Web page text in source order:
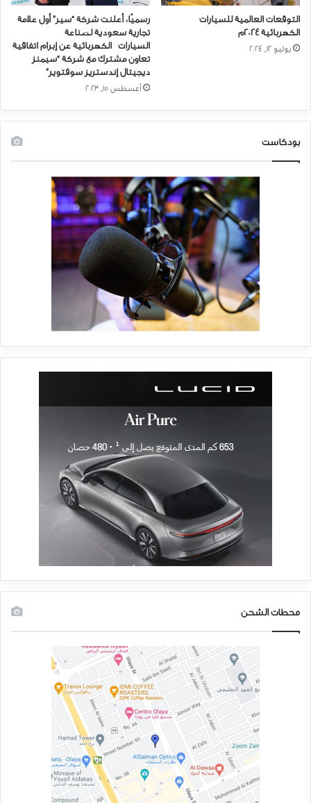
التوقعات العالمية للسيارات
الكهربائية ٢٠٢٤م
يوليو 12, 2024
رسميًا: أعلنت شركة “سير” أول علامة
تجارية سعودية لصناعة
السيارات الكهربائية عن إبرام اتفاقية
تعاون مشترك مع شركة “سيمنز
ديجيتال إندستريز سوفتوير”
أغسطس 15, 2023
بودكاست
محطات الشحن